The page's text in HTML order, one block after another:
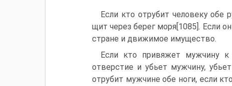
Если кто отрубит человеку обе
щит через берег моря[1085]. Если
стране и движимое имущество.
Если кто привяжет мужчину
отверстие и убьет мужчину,
отрубит мужчине обе ноги, если